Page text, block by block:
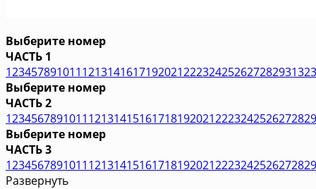
Выберите номер
ЧАСТЬ 1
123457891011121314161719202122232425262728293132
Выберите номер
ЧАСТЬ 2
1234567891011121314151617181920212223242526272829
Выберите номер
ЧАСТЬ 3
1234567891011121314151617181920212223242526272829
Развернуть